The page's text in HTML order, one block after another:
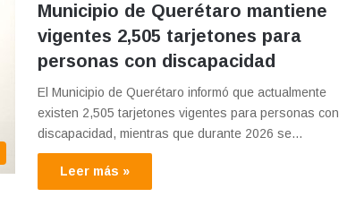
Municipio de Querétaro mantiene
vigentes 2,505 tarjetones para
personas con discapacidad
El Municipio de Querétaro informó que actualmente
existen 2,505 tarjetones vigentes para personas con
discapacidad, mientras que durante 2026 se…
Leer más »